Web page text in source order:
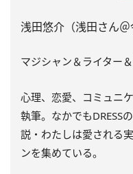
浅田悠介（浅田さん＠
マジシャン＆ライター
心理、恋愛、コミュニ
執筆。 なかでもDRESS
説・ わたしは愛される
ンを集めている。